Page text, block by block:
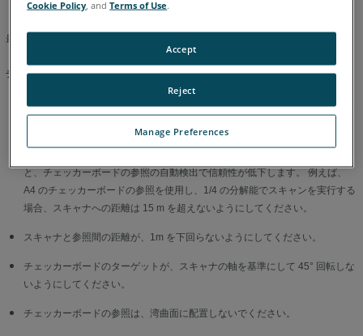
最適な参照を自動検出するために、次のことを考慮してください。
チェッカーボードの参照:
レーザー光線とチェッカーボードの参照間の投射の角度が 45° を下回らない
と、チェッカーボードの参照の自動検出で信頼性が低下します。 例えば、
A4 のチェッカーボードの参照を使用し、1/4 の分解能でスキャンを実行する
場合、スキャナへの距離は 15 m を超えないようにしてください。
スキャナと参照間の距離が、1m を下回らないようにしてください。
チェッカーボードのターゲットが、スキャナの軸を基準にして 45° 回転しな
いようにしてください。
チェッカーボードの参照は、湾曲面に配置しないでください。
Cookie Policy , andTerms of Use.
Manage Preferences
Reject
Accept